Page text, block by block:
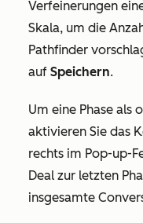
Verfeinerungen
Skala, um die
Pathfinder
auf Speichern.
Um eine Phase als
aktivieren Sie das
rechts im Pop-up-
Deal zur letzten
insgesamte